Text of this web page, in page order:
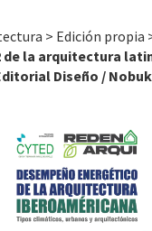
> Edición propia
de la arquitectura
Diseño /